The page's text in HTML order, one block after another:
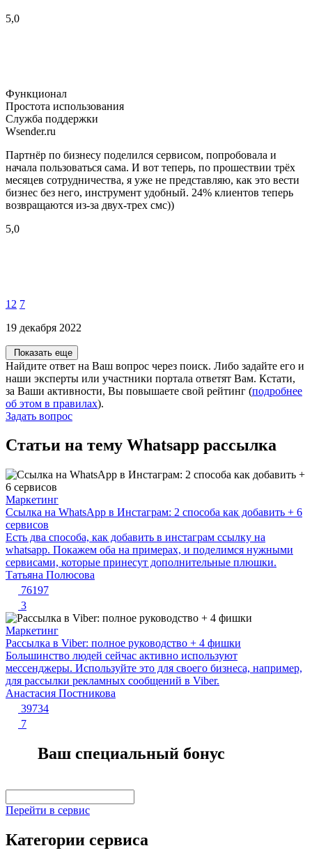
5,0
Функционал
Простота использования
Служба поддержки
Wsender.ru
Партнёр по бизнесу поделился сервисом, попробовала и
начала пользоваться сама. И вот теперь, по прошествии трёх
месяцев сотрудничества, я уже не представляю, как это вести
бизнес без него, инструмент удобный. 24% клиентов теперь
возвращаются из-за двух-трех смс))
5,0
12 7
19 декабря 2022
Показать еще
Найдите ответ на Ваш вопрос через поиск. Либо задайте его и
наши эксперты или участники портала ответят Вам. Кстати,
за Ваши активности, Вы повышаете свой рейтинг (подробнее
об этом в правилах).
Задать вопрос
Статьи на тему Whatsapp рассылка
Маркетинг
Ссылка на WhatsApp в Инстаграм: 2 способа как добавить + 6
сервисов
Есть два способа, как добавить в инстаграм ссылку на
whatsapp. Покажем оба на примерах, и поделимся нужными
сервисами, которые принесут дополнительные плюшки.
Татьяна Полюсова
76197
3
Маркетинг
Рассылка в Viber: полное руководство + 4 фишки
Большинство людей сейчас активно используют
мессенджеры. Используйте это для своего бизнеса, например,
для рассылки рекламных сообщений в Viber.
Анастасия Постникова
39734
7
Ваш специальный бонус
Перейти в сервис
Категории сервиса